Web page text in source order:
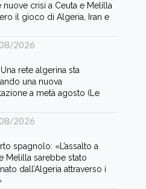
nuove crisi a Ceuta e Melilla
il gioco di Algeria, Iran e
2026
rete algerina sta
una nuova
a metà agosto (Le
2026
spagnolo: «L’assalto a
Melilla sarebbe stato
dall’Algeria attraverso i